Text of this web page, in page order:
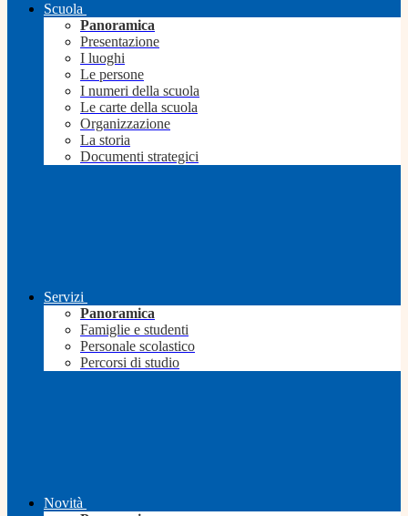
Scuola
Panoramica
Presentazione
I luoghi
Le persone
I numeri della scuola
Le carte della scuola
Organizzazione
La storia
Documenti strategici
Servizi
Panoramica
Famiglie e studenti
Personale scolastico
Percorsi di studio
Novità